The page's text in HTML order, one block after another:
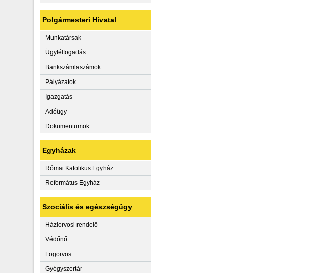
Polgármesteri Hivatal
Munkatársak
Ügyfélfogadás
Bankszámlaszámok
Pályázatok
Igazgatás
Adóügy
Dokumentumok
Egyházak
Római Katolikus Egyház
Református Egyház
Szociális és egészségügy
Háziorvosi rendelő
Védőnő
Fogorvos
Gyógyszertár